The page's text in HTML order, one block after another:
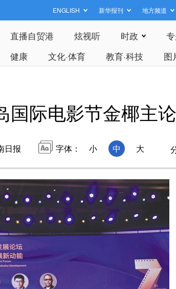
ENGLISH 新华报刊 地方频道
直播自贸港 炫视听 时政
健康 文化·体育 教育·科技 图
国际电影节金椰主
日报 字体： 小 中 大